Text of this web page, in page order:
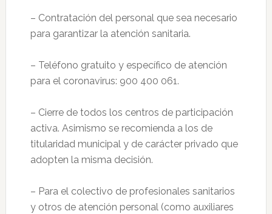
– Contratación del personal que sea necesario
para garantizar la atención sanitaria.
– Teléfono gratuito y específico de atención
para el coronavirus: 900 400 061.
– Cierre de todos los centros de participación
activa. Asimismo se recomienda a los de
titularidad municipal y de carácter privado que
adopten la misma decisión.
– Para el colectivo de profesionales sanitarios
y otros de atención personal (como auxiliares